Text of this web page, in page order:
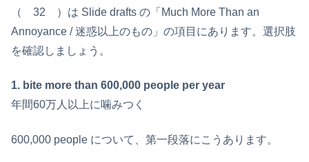
（ 32 ）は Slide drafts の「Much More Than an
Annoyance / 迷惑以上のもの」の項目にあります。選択肢
を確認しましょう。
1. bite more than 600,000 people per year
年間60万人以上に噛みつく
600,000 people について、第一段落にこうあります。